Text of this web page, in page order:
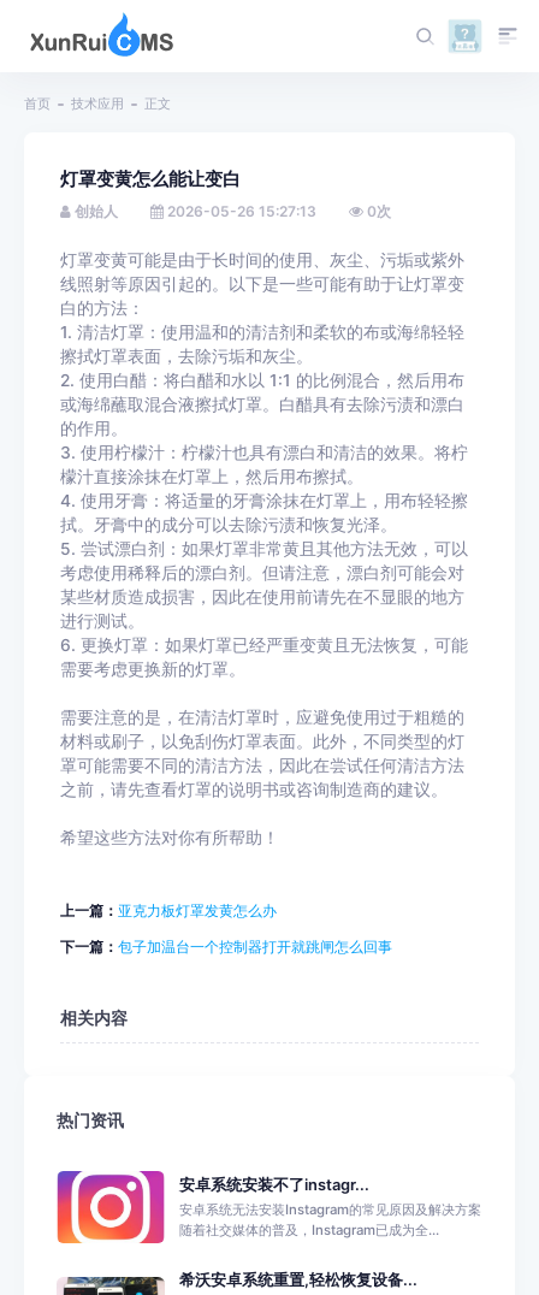
首页 技术应用 正文
灯罩变黄怎么能让变白
创始人 2026-05-26 15:27:13 0次
灯罩变黄可能是由于长时间的使用、灰尘、污垢或紫外
线照射等原因引起的。以下是一些可能有助于让灯罩变
白的方法：
1. 清洁灯罩：使用温和的清洁剂和柔软的布或海绵轻轻
擦拭灯罩表面，去除污垢和灰尘。
2. 使用白醋：将白醋和水以 1:1 的比例混合，然后用布
或海绵蘸取混合液擦拭灯罩。白醋具有去除污渍和漂白
的作用。
3. 使用柠檬汁：柠檬汁也具有漂白和清洁的效果。将柠
檬汁直接涂抹在灯罩上，然后用布擦拭。
4. 使用牙膏：将适量的牙膏涂抹在灯罩上，用布轻轻擦
拭。牙膏中的成分可以去除污渍和恢复光泽。
5. 尝试漂白剂：如果灯罩非常黄且其他方法无效，可以
考虑使用稀释后的漂白剂。但请注意，漂白剂可能会对
某些材质造成损害，因此在使用前请先在不显眼的地方
进行测试。
6. 更换灯罩：如果灯罩已经严重变黄且无法恢复，可能
需要考虑更换新的灯罩。
需要注意的是，在清洁灯罩时，应避免使用过于粗糙的
材料或刷子，以免刮伤灯罩表面。此外，不同类型的灯
罩可能需要不同的清洁方法，因此在尝试任何清洁方法
之前，请先查看灯罩的说明书或咨询制造商的建议。
希望这些方法对你有所帮助！
上一篇： 亚克力板灯罩发黄怎么办
下一篇： 包子加温台一个控制器打开就跳闸怎么回事
相关内容
热门资讯
安卓系统安装不了instagr...
安卓系统无法安装Instagram的常见原因及解决方案
随着社交媒体的普及，Instagram已成为全...
希沃安卓系统重置,轻松恢复设备...